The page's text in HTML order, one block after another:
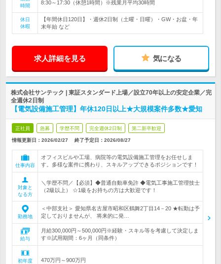
時間
8:30～17:30（休憩1時間）※残業月平均30時間
休日
休暇
【年間休日120日】・週休2日制（土曜・日曜）・GW・お盆・年
末年始 など
求人詳細を見る 気になる
株式会社サンテック | 東証スタンダード上場／設立70年以上の安定企業／完
全週休2日制
【電気設備施工管理】年休120日以上★大規模案件多数★愛知
正社員 急募 学歴不問 完全週休2日制 第二新卒歓迎
情報更新日：2026/02/27 終了予定日： 2026/08/27
仕事内容
オフィスビルや工場、病院等の電気設備施工管理をお任せしま
す。多様な案件に携わり、スキルアップできるポジションです！
対象と
なる方
＼学歴不問／【必須】◆普通自動車免許 ◆電気工事施工管理技士
（2級以上） ☆1級をお持ちの方は大歓迎です！
勤務地
＜中部支社＞ 愛知県名古屋市昭和区鶴舞2丁目14－20 ★転勤は予
定しておりませんが、 将来的に発…
給与
月給300,000円～500,000円※経験・スキル等を考慮して決定しま
す※試用期間：6ヶ月（同条件）
初年度
470万円～900万円